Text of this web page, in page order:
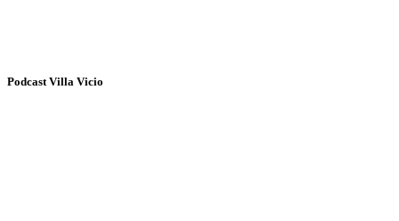
Podcast Villa Vicio